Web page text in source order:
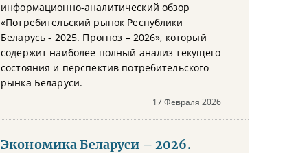
информационно-аналитический обзор
«Потребительский рынок Республики
Беларусь - 2025. Прогноз – 2026», который
содержит наиболее полный анализ текущего
состояния и перспектив потребительского
рынка Беларуси.
17 Февраля 2026
Экономика Беларуси – 2026.